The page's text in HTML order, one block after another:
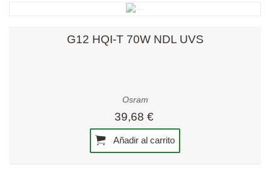
G12 HQI-T 70W NDL UVS
Osram
39,68 €
Añadir al carrito